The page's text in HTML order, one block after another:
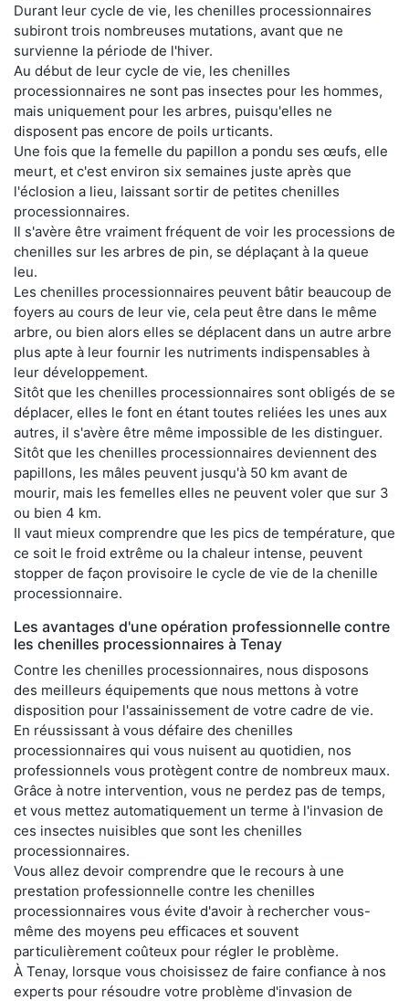
Durant leur cycle de vie, les chenilles processionnaires
subiront trois nombreuses mutations, avant que ne
survienne la période de l'hiver.
Au début de leur cycle de vie, les chenilles
processionnaires ne sont pas insectes pour les hommes,
mais uniquement pour les arbres, puisqu'elles ne
disposent pas encore de poils urticants.
Une fois que la femelle du papillon a pondu ses œufs, elle
meurt, et c'est environ six semaines juste après que
l'éclosion a lieu, laissant sortir de petites chenilles
processionnaires.
Il s'avère être vraiment fréquent de voir les processions de
chenilles sur les arbres de pin, se déplaçant à la queue
leu.
Les chenilles processionnaires peuvent bâtir beaucoup de
foyers au cours de leur vie, cela peut être dans le même
arbre, ou bien alors elles se déplacent dans un autre arbre
plus apte à leur fournir les nutriments indispensables à
leur développement.
Sitôt que les chenilles processionnaires sont obligés de se
déplacer, elles le font en étant toutes reliées les unes aux
autres, il s'avère être même impossible de les distinguer.
Sitôt que les chenilles processionnaires deviennent des
papillons, les mâles peuvent jusqu'à 50 km avant de
mourir, mais les femelles elles ne peuvent voler que sur 3
ou bien 4 km.
Il vaut mieux comprendre que les pics de température, que
ce soit le froid extrême ou la chaleur intense, peuvent
stopper de façon provisoire le cycle de vie de la chenille
processionnaire.
Les avantages d'une opération professionnelle contre
les chenilles processionnaires à Tenay
Contre les chenilles processionnaires, nous disposons
des meilleurs équipements que nous mettons à votre
disposition pour l'assainissement de votre cadre de vie.
En réussissant à vous défaire des chenilles
processionnaires qui vous nuisent au quotidien, nos
professionnels vous protègent contre de nombreux maux.
Grâce à notre intervention, vous ne perdez pas de temps,
et vous mettez automatiquement un terme à l'invasion de
ces insectes nuisibles que sont les chenilles
processionnaires.
Vous allez devoir comprendre que le recours à une
prestation professionnelle contre les chenilles
processionnaires vous évite d'avoir à rechercher vous-
même des moyens peu efficaces et souvent
particulièrement coûteux pour régler le problème.
À Tenay, lorsque vous choisissez de faire confiance à nos
experts pour résoudre votre problème d'invasion de